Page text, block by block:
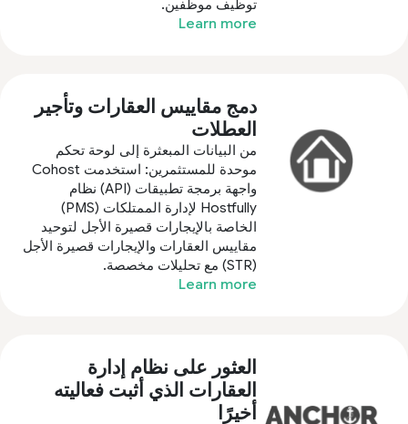
توظيف موظفين.
Learn more
دمج مقاييس العقارات وتأجير
العطلات
من البيانات المبعثرة إلى لوحة تحكم
موحدة للمستثمرين: استخدمت Cohost
واجهة برمجة تطبيقات (API) نظام
Hostfully لإدارة الممتلكات (PMS)
الخاصة بالإيجارات قصيرة الأجل لتوحيد
مقاييس العقارات والإيجارات قصيرة الأجل
Learn more
العثور على نظام إدارة
العقارات الذي أثبت فعاليته
أخيرًا